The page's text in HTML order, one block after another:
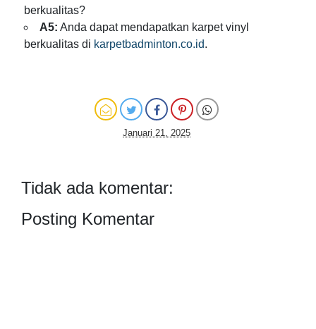
berkualitas?
A5: Anda dapat mendapatkan karpet vinyl
berkualitas di karpetbadminton.co.id.
Januari 21, 2025
Tidak ada komentar:
Posting Komentar